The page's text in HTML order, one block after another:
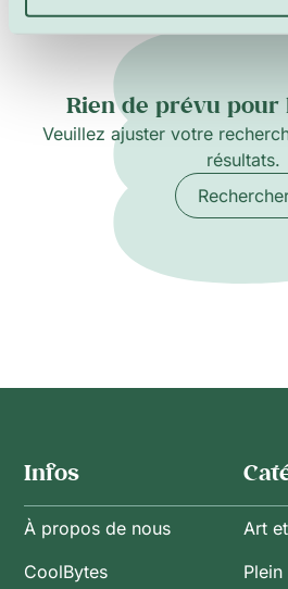
Rien de prévu pour
Veuillez ajuster votre
résultats.
Infos
À propos de nous
CoolBytes
Art